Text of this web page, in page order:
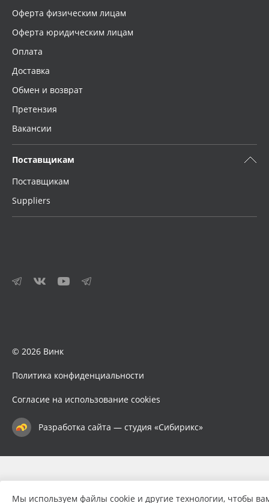
Оферта физическим лицам
Оферта юридическим лицам
Оплата
Доставка
Обмен и возврат
Претензия
Вакансии
Поставщикам
Поставщикам
Suppliers
© 2026 Винк
Политика конфиденциальности
Согласие на использование cookies
Разработка сайта — студия «Сибирикс»
Мы используем файлы cookie и другие технологии, чтобы